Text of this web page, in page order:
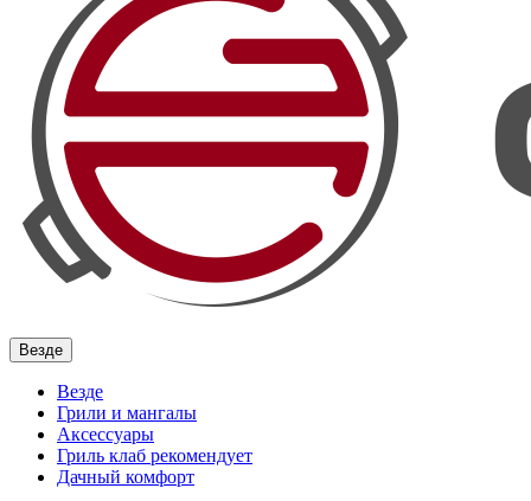
Везде
Везде
Грили и мангалы
Аксессуары
Гриль клаб рекомендует
Дачный комфорт